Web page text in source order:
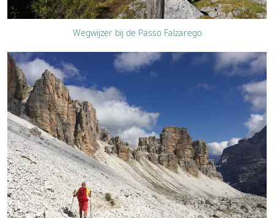
Wegwijzer bij de Passo Falzarego